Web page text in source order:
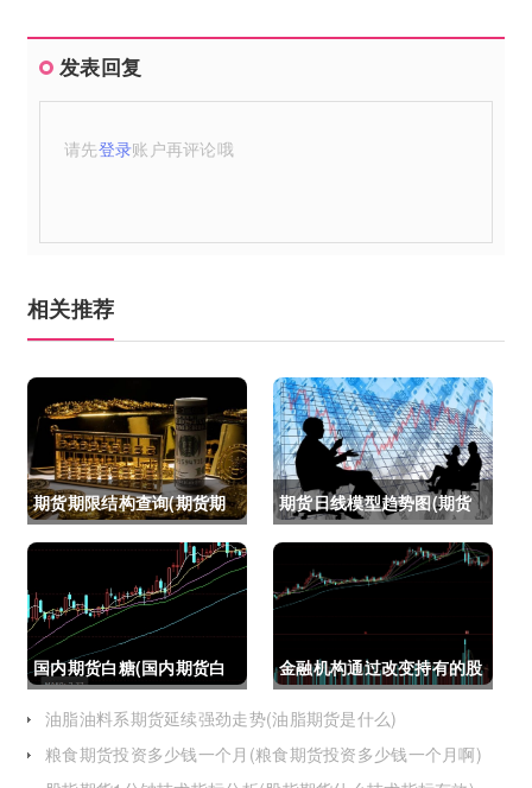
发表回复
请先登录账户再评论哦
相关推荐
期货期限结构查询(期货期
限结构)
期货日线模型趋势图(期货
日线模型趋势图怎么看)
国内期货白糖(国内期货白
糖合约是怎么交割)
金融机构通过改变持有的股
指期货合约(股指期货合约
最长持有多久)
油脂油料系期货延续强劲走势(油脂期货是什么)
粮食期货投资多少钱一个月(粮食期货投资多少钱一个月啊)